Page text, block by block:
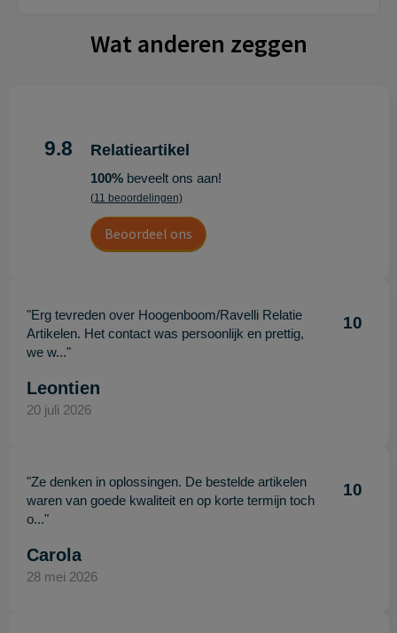
Wat anderen zeggen
9.8 Relatieartikel
100%beveelt ons aan!
(11 beoordelingen)
Beoordeel ons
"Erg tevreden over Hoogenboom/Ravelli Relatie
Artikelen. Het contact was persoonlijk en prettig,
we w..."
10
Leontien
20 juli 2026
"Ze denken in oplossingen. De bestelde artikelen
waren van goede kwaliteit en op korte termijn toch
o..."
10
Carola
28 mei 2026